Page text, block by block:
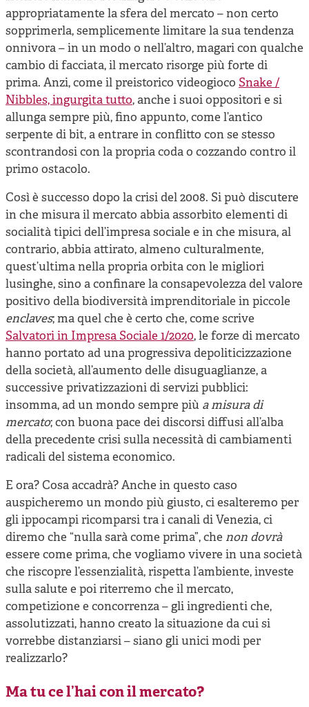
appropriatamente la sfera del mercato – non certo
sopprimerla, semplicemente limitare la sua tendenza
onnivora – in un modo o nell’altro, magari con qualche
cambio di facciata, il mercato risorge più forte di
prima. Anzi, come il preistorico videogioco Snake /
Nibbles, ingurgita tutto, anche i suoi oppositori e si
allunga sempre più, fino appunto, come l’antico
serpente di bit, a entrare in conflitto con se stesso
scontrandosi con la propria coda o cozzando contro il
primo ostacolo.
Così è successo dopo la crisi del 2008. Si può discutere
in che misura il mercato abbia assorbito elementi di
socialità tipici dell’impresa sociale e in che misura, al
contrario, abbia attirato, almeno culturalmente,
quest’ultima nella propria orbita con le migliori
lusinghe, sino a confinare la consapevolezza del valore
positivo della biodiversità imprenditoriale in piccole
enclaves; ma quel che è certo che, come scrive
Salvatori in Impresa Sociale 1/2020, le forze di mercato
hanno portato ad una progressiva depoliticizzazione
della società, all’aumento delle disuguaglianze, a
successive privatizzazioni di servizi pubblici:
insomma, ad un mondo sempre più a misura di
mercato; con buona pace dei discorsi diffusi all’alba
della precedente crisi sulla necessità di cambiamenti
radicali del sistema economico.
E ora? Cosa accadrà? Anche in questo caso
auspicheremo un mondo più giusto, ci esalteremo per
gli ippocampi ricomparsi tra i canali di Venezia, ci
diremo che “nulla sarà come prima”, che non dovrà
essere come prima, che vogliamo vivere in una società
che riscopre l’essenzialità, rispetta l’ambiente, investe
sulla salute e poi riterremo che il mercato,
competizione e concorrenza – gli ingredienti che,
assolutizzati, hanno creato la situazione da cui si
vorrebbe distanziarsi – siano gli unici modi per
realizzarlo?
Ma tu ce l’hai con il mercato?